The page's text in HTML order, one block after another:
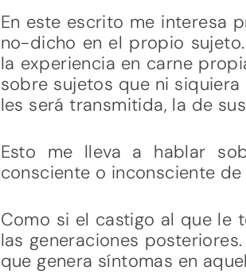
En este escrito me interesa
no-dicho en el propio
la experiencia en carne
sobre sujetos que ni
les será transmitida, la de
Esto me lleva a hablar
consciente o inconsciente
Como si el castigo al que le
las generaciones
que genera síntomas en